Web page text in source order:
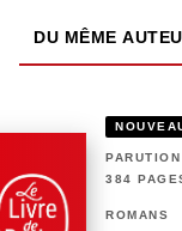
DU MÊME
384
ROMANS